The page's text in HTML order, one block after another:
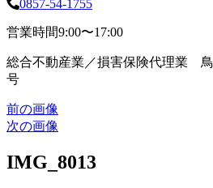
0857-54-1755
営業時間9:00〜17:00
総合不動産業／損害保険代理業 鳥
号
前の画像
次の画像
IMG_8013